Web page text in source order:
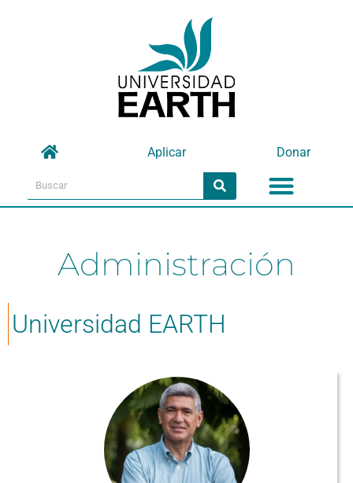
Aplicar Donar
Search Search Menu
Administración
Universidad EARTH